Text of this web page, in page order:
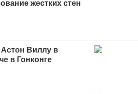
жестких стен
Виллу в
в Гонконге